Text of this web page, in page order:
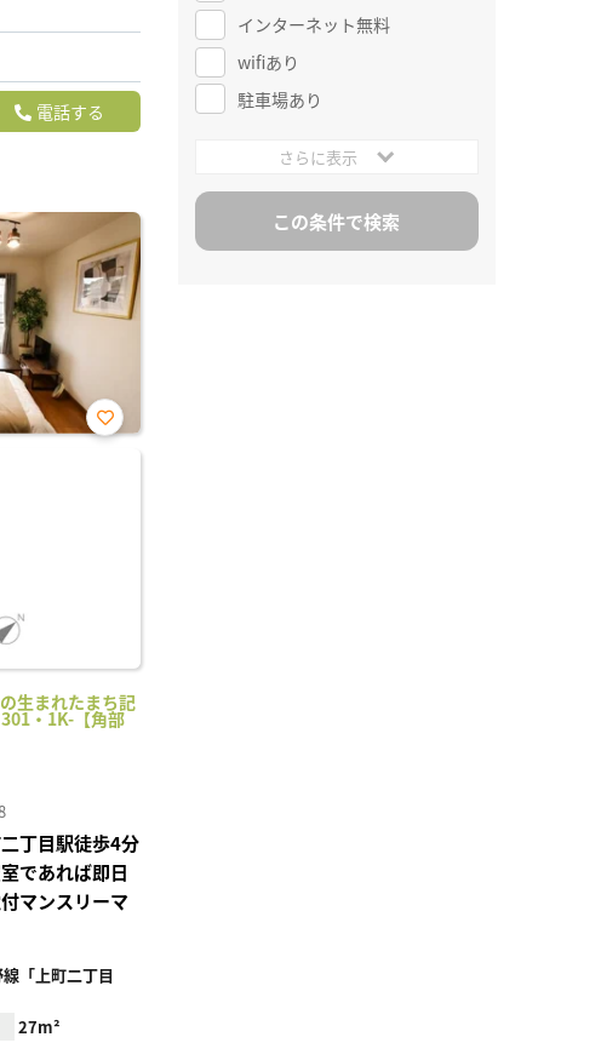
電話する
生まれたまち記
・1K-【角部
お気
丁目駅徒歩4分
であれば即日
マンスリーマ
「上町二丁目
27m²
インターネット無料
wifiあり
駐車場あり
さらに表示